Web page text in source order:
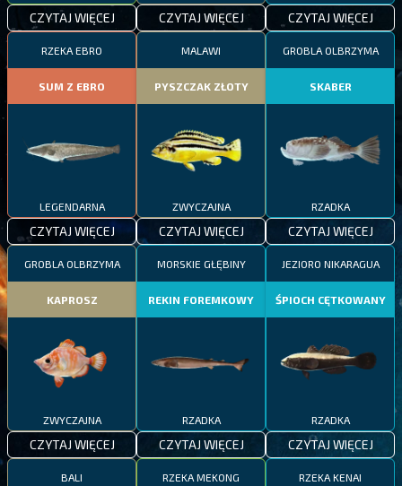
CZYTAJ WIĘCEJ CZYTAJ WIĘCEJ CZYTAJ WIĘCEJ
RZEKA EBRO
SUM Z EBRO
LEGENDARNA
CZYTAJ WIĘCEJ
MALAWI
PYSZCZAK ZŁOTY
ZWYCZAJNA
CZYTAJ WIĘCEJ
GROBLA OLBRZYMA
SKABER
RZADKA
CZYTAJ WIĘCEJ
GROBLA OLBRZYMA
KAPROSZ
ZWYCZAJNA
CZYTAJ WIĘCEJ
MORSKIE GŁĘBINY
REKIN FOREMKOWY
RZADKA
CZYTAJ WIĘCEJ
JEZIORO NIKARAGUA
ŚPIOCH CĘTKOWANY
RZADKA
CZYTAJ WIĘCEJ
BALI RZEKA MEKONG RZEKA KENAI